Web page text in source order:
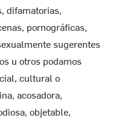
difamatorias,
pornográficas,
sugerentes
u otros podamos
cultural o
acosadora,
objetable,